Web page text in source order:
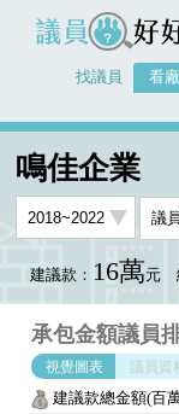
議員好好看
找議員 看
鳴佳企業
建議款： 16萬元
承包金額議員
視覺圖表 議員資
建議款總金額(百